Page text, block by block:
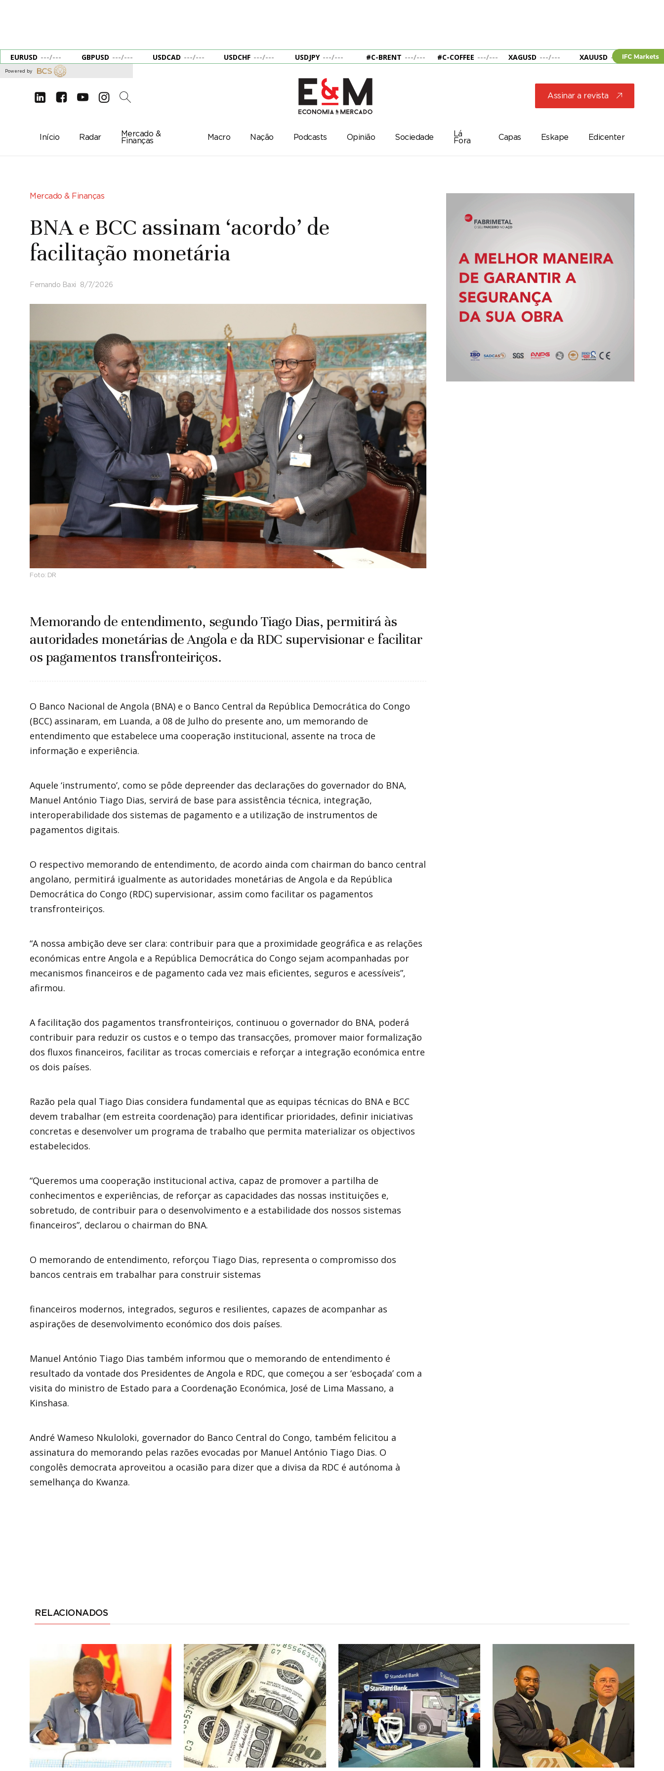
EURUSD ---/--- GBPUSD ---/--- USDCAD ---/--- USDCHF ---/--- USDJPY ---/--- #C-BRENT ---/--- #C-COFFEE ---/--- XAGUSD ---/--- XAUUSD --- ---
Powered by
d e g c 2 Assinar a revista j
Início Radar
Mercado &
Finanças
Macro Nação Podcasts Opinião Sociedade
Lá
Fora
Capas Eskape Edicenter
Mercado & Finanças
BNA e BCC assinam ‘acordo’ de
facilitação monetária
Fernando Baxi 8/7/2026
Foto: DR
Memorando de entendimento, segundo Tiago Dias, permitirá às
autoridades monetárias de Angola e da RDC supervisionar e facilitar
os pagamentos transfronteiriços.
O Banco Nacional de Angola (BNA) e o Banco Central da República Democrática do Congo
(BCC) assinaram, em Luanda, a 08 de Julho do presente ano, um memorando de
entendimento que estabelece uma cooperação institucional, assente na troca de
informação e experiência.
Aquele ‘instrumento’, como se pôde depreender das declarações do governador do BNA,
Manuel António Tiago Dias, servirá de base para assistência técnica, integração,
interoperabilidade dos sistemas de pagamento e a utilização de instrumentos de
pagamentos digitais.
O respectivo memorando de entendimento, de acordo ainda com chairman do banco central
angolano, permitirá igualmente as autoridades monetárias de Angola e da República
Democrática do Congo (RDC) supervisionar, assim como facilitar os pagamentos
transfronteiriços.
“A nossa ambição deve ser clara: contribuir para que a proximidade geográfica e as relações
económicas entre Angola e a República Democrática do Congo sejam acompanhadas por
mecanismos financeiros e de pagamento cada vez mais eficientes, seguros e acessíveis”,
afirmou.
A facilitação dos pagamentos transfronteiriços, continuou o governador do BNA, poderá
contribuir para reduzir os custos e o tempo das transacções, promover maior formalização
dos fluxos financeiros, facilitar as trocas comerciais e reforçar a integração económica entre
os dois países.
Razão pela qual Tiago Dias considera fundamental que as equipas técnicas do BNA e BCC
devem trabalhar (em estreita coordenação) para identificar prioridades, definir iniciativas
concretas e desenvolver um programa de trabalho que permita materializar os objectivos
estabelecidos.
“Queremos uma cooperação institucional activa, capaz de promover a partilha de
conhecimentos e experiências, de reforçar as capacidades das nossas instituições e,
sobretudo, de contribuir para o desenvolvimento e a estabilidade dos nossos sistemas
financeiros”, declarou o chairman do BNA.
O memorando de entendimento, reforçou Tiago Dias, representa o compromisso dos
bancos centrais em trabalhar para construir sistemas
financeiros modernos, integrados, seguros e resilientes, capazes de acompanhar as
aspirações de desenvolvimento económico dos dois países.
Manuel António Tiago Dias também informou que o memorando de entendimento é
resultado da vontade dos Presidentes de Angola e RDC, que começou a ser ‘esboçada’ com a
visita do ministro de Estado para a Coordenação Económica, José de Lima Massano, a
Kinshasa.
André Wameso Nkuloloki, governador do Banco Central do Congo, também felicitou a
assinatura do memorando pelas razões evocadas por Manuel António Tiago Dias. O
congolês democrata aproveitou a ocasião para dizer que a divisa da RDC é autónoma à
semelhança do Kwanza.
RELACIONADOS